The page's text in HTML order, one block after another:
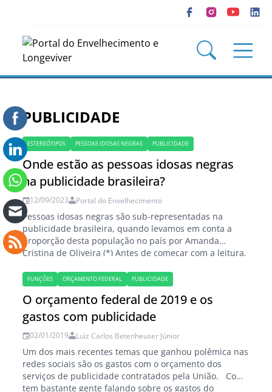
PUBLICIDADE
ESTEREÓTIPOS PESSOAS IDOSAS NEGRAS PUBLICIDADE
Onde estão as pessoas idosas negras
na publicidade brasileira?
12/09/2023 Portal do Envelhecimento
Pessoas idosas negras são sub-representadas na
publicidade brasileira, quando levamos em conta a
proporção desta população no país por Amanda
Cristina de Oliveira (*) Antes de começar com a leitura,
anúncio publicitário com personagens idosos negros
que você tenha visto recentemente. Um comercial na
TV,…
FUNÇÕES ORÇAMENTO FEDERAL PUBLICIDADE
O orçamento federal de 2019 e os
gastos com publicidade
02/01/2019 Luiz Carlos Betenheuser Júnior
Um dos mais recentes temas que ganhou polêmica nas
redes sociais são os gastos com o orçamento dos
serviços de publicidade contratados pela União. Como
tem bastante gente falando sobre os gastos do